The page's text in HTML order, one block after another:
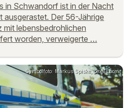
in Schwandorf ist in der Nacht
ausgerastet. Der 56-Jährige
lebensbedrohlichen
worden, verweigerte …
Symbolfoto: Markus Spiske, pexels.com